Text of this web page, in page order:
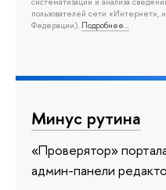
пользователей сети «Интернет»,
Федерации). Подробнее…
Минус рутина
«Проверятор»
админ-панели